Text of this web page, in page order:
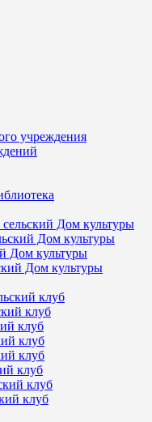
учреждения
Дом культуры
Дом культуры
Дом культуры
Дом культуры
клуб
клуб
клуб
клуб
клуб
клуб
клуб
клуб